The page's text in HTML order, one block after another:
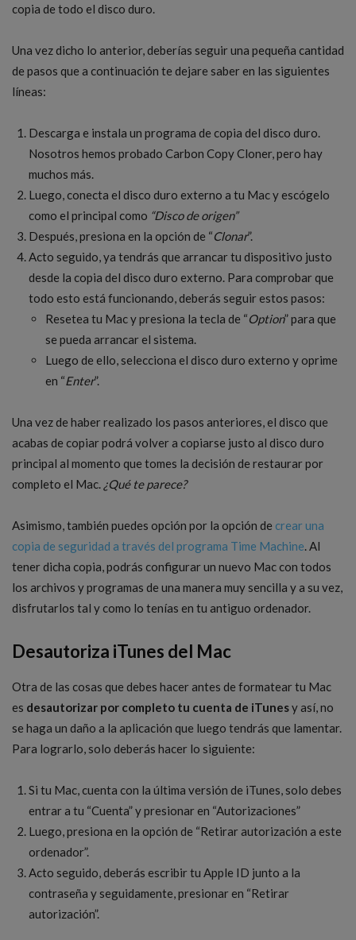
copia de todo el disco duro.
Una vez dicho lo anterior, deberías seguir una pequeña cantidad
de pasos que a continuación te dejare saber en las siguientes
líneas:
Descarga e instala un programa de copia del disco duro.
Nosotros hemos probado Carbon Copy Cloner, pero hay
muchos más.
Luego, conecta el disco duro externo a tu Mac y escógelo
como el principal como “Disco de origen”
Después, presiona en la opción de “Clonar”.
Acto seguido, ya tendrás que arrancar tu dispositivo justo
desde la copia del disco duro externo. Para comprobar que
todo esto está funcionando, deberás seguir estos pasos:
Resetea tu Mac y presiona la tecla de “Option” para que
se pueda arrancar el sistema.
Luego de ello, selecciona el disco duro externo y oprime
en “Enter”.
Una vez de haber realizado los pasos anteriores, el disco que
acabas de copiar podrá volver a copiarse justo al disco duro
principal al momento que tomes la decisión de restaurar por
completo el Mac. ¿Qué te parece?
Asimismo, también puedes opción por la opción de crear una
copia de seguridad a través del programa Time Machine . Al
tener dicha copia, podrás configurar un nuevo Mac con todos
los archivos y programas de una manera muy sencilla y a su vez,
disfrutarlos tal y como lo tenías en tu antiguo ordenador.
Desautoriza iTunes del Mac
Otra de las cosas que debes hacer antes de formatear tu Mac
es desautorizar por completo tu cuenta de iTunesy así, no
se haga un daño a la aplicación que luego tendrás que lamentar.
Para lograrlo, solo deberás hacer lo siguiente:
Si tu Mac, cuenta con la última versión de iTunes, solo debes
entrar a tu “Cuenta” y presionar en “Autorizaciones”
Luego, presiona en la opción de “Retirar autorización a este
ordenador”.
Acto seguido, deberás escribir tu Apple ID junto a la
contraseña y seguidamente, presionar en “Retirar
autorización”.